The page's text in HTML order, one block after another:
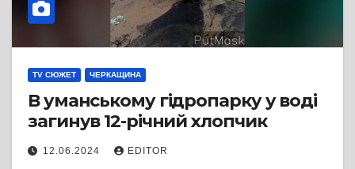
TV СЮЖЕТ ЧЕРКАЩИНА
В уманському гідропарку у воді
загинув 12-річний хлопчик
12.06.2024 EDITOR